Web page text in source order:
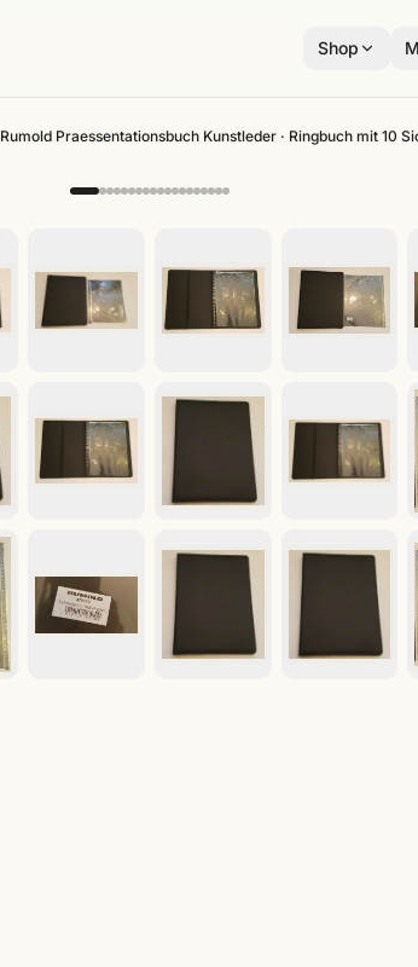
Shop
Rumold Praessentationsbuch Kunstleder · Ringbuch mit 10